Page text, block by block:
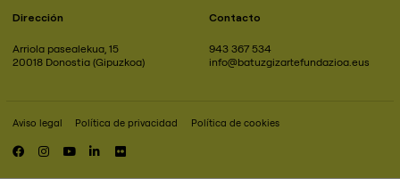
Dirección
Arriola pasealekua, 15
20018 Donostia (Gipuzkoa)
Contacto
943 367 534
info@batuzgizartefundazioa.eus
Pie
Aviso legal Política de privacidad Política de cookies